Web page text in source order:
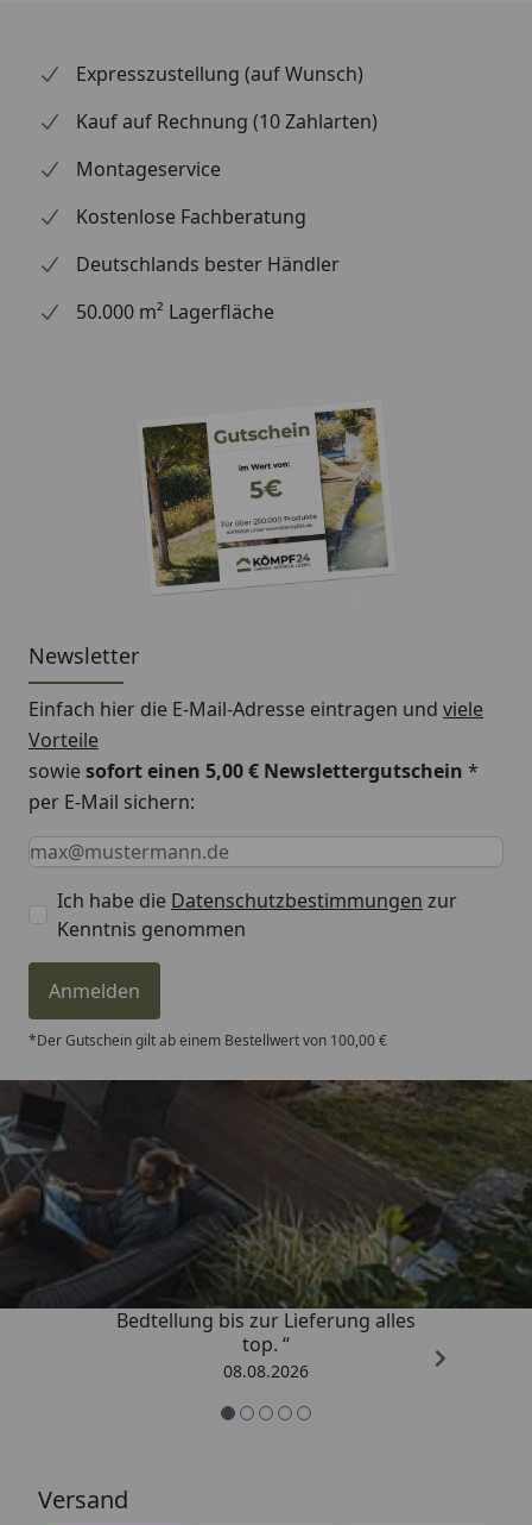
Integrierter Griff - Der integrierte Griff erleichtert
Aufhängen des Schneidebretts an einem Haken.
Spülmaschinengeeignet - Zur komfortablen und
geeignet.
Expresszustellung (auf Wunsch)
Kauf auf Rechnung (10 Zahlarten)
Montageservice
Kostenlose Fachberatung
Deutschlands bester Händler
50.000 m² Lagerfläche
Newsletter
Einfach hier die E-Mail-Adresse eintragen und viele
Vorteile
sowiesofort einen 5,00 € Newslettergutschein *
per E-Mail sichern:
Keine Eingabe erforderlich
Eingabe erforderlich
E-Mail *
Ich habe die Datenschutzbestimmungen zur
Kenntnis genommen
Anmelden
*Der Gutschein gilt ab einem Bestellwert von 100,00 €
Trusted Shops
4,81/ 5
„Von der Beschreigung über die
Bedtellung bis zur Lieferung alles
top. “
08.08.2026
Versand